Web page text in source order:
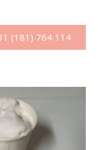
(181) 764 114